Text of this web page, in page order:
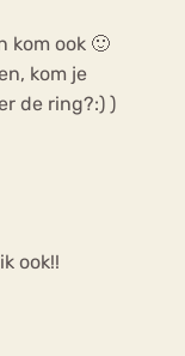
kom ook 🙂
kom je
de ring?:) )
ook!!